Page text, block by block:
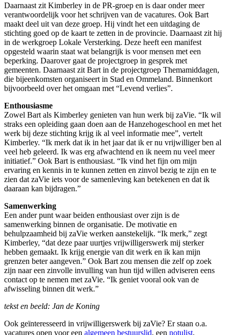
Daarnaast zit Kimberley in de PR-groep en is daar onder meer
verantwoordelijk voor het schrijven van de vacatures. Ook Bart
maakt deel uit van deze groep. Hij vindt het een uitdaging de
stichting goed op de kaart te zetten in de provincie. Daarnaast zit hij
in de werkgroep Lokale Versterking. Deze heeft een manifest
opgesteld waarin staat wat belangrijk is voor mensen met een
beperking. Daarover gaat de projectgroep in gesprek met
gemeenten. Daarnaast zit Bart in de projectgroep Themamiddagen,
die bijeenkomsten organiseert in Stad en Ommeland. Binnenkort
bijvoorbeeld over het omgaan met “Levend verlies”.
Enthousiasme
Zowel Bart als Kimberley genieten van hun werk bij zaVie. “Ik wil
straks een opleiding gaan doen aan de Hanzehogeschool en met het
werk bij deze stichting krijg ik al veel informatie mee”, vertelt
Kimberley. “Ik merk dat ik in het jaar dat ik er nu vrijwilliger ben al
veel heb geleerd. Ik was erg afwachtend en ik neem nu veel meer
initiatief.” Ook Bart is enthousiast. “Ik vind het fijn om mijn
ervaring en kennis in te kunnen zetten en zinvol bezig te zijn en te
zien dat zaVie iets voor de samenleving kan betekenen en dat ik
daaraan kan bijdragen.”
Samenwerking
Een ander punt waar beiden enthousiast over zijn is de
samenwerking binnen de organisatie. De motivatie en
behulpzaamheid bij zaVie werken aanstekelijk. “Ik merk,” zegt
Kimberley, “dat deze paar uurtjes vrijwilligerswerk mij sterker
hebben gemaakt. Ik krijg energie van dit werk en ik kan mijn
grenzen beter aangeven.” Ook Bart zou mensen die zelf op zoek
zijn naar een zinvolle invulling van hun tijd willen adviseren eens
contact op te nemen met zaVie. “Ik geniet vooral ook van de
afwisseling binnen dit werk.”
tekst en beeld: Jan de Koning
Ook geïnteresseerd in vrijwilligerswerk bij zaVie? Er staan o.a.
vacatures open voor een algemeen bestuurslid, een notulist,